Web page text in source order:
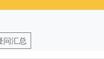
问汇总